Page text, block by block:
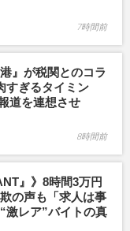
7時間前
』が税関とのコラ
すぎるタイミン
道を連想させ
8時間前
』》8時間3万円
の声も「求人は事
激レア”バイトの真